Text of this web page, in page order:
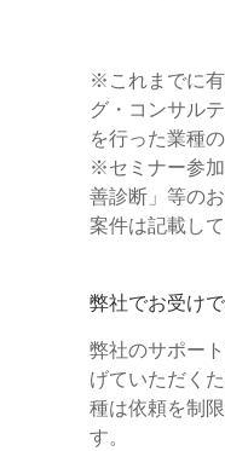
※これまでに
グ・コンサル
を行った業種の
※セミナー参
善診断」等の
案件は記載して
弊社でお受け
弊社のサポー
げていただく
種は依頼を制
す。